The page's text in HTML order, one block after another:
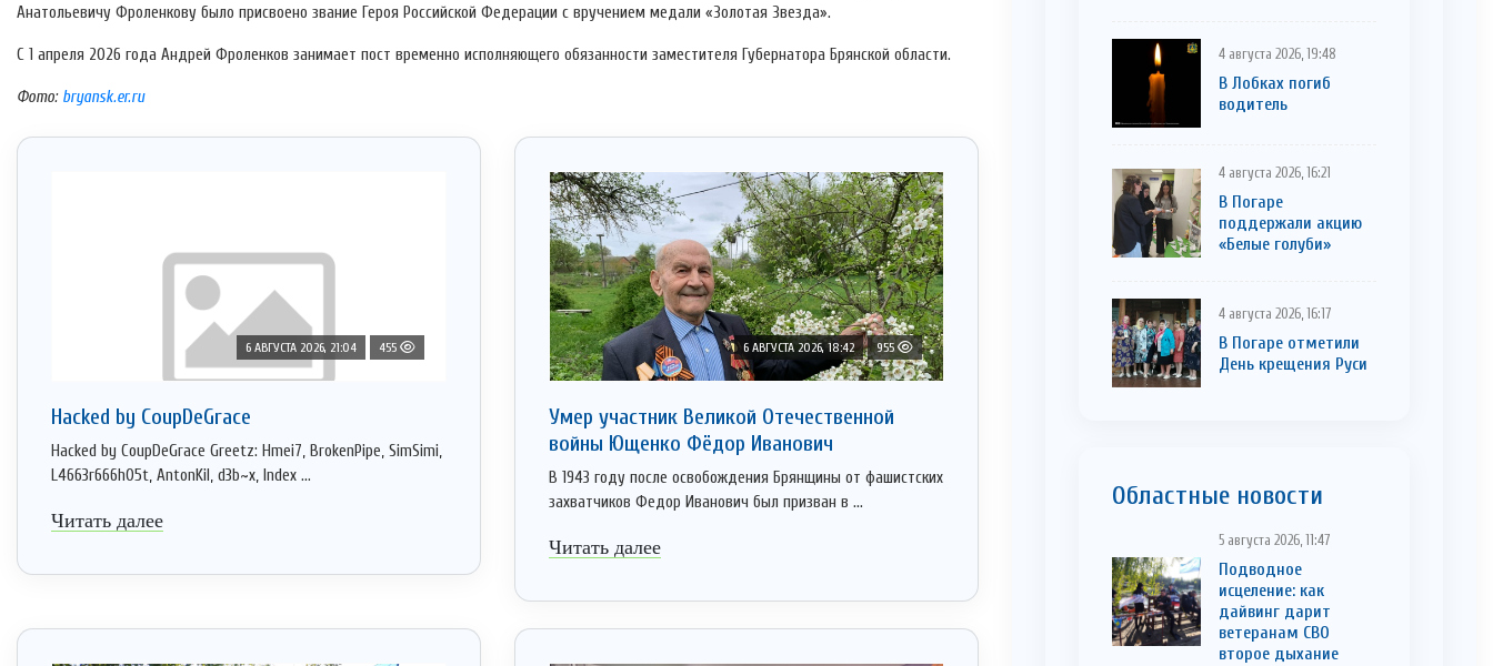
Анатольевичу Фроленкову было присвоено звание Героя Российской Федерации с вручением медали «Золотая Звезда».
С 1 апреля 2026 года Андрей Фроленков занимает пост временно исполняющего обязанности заместителя Губернатора Брянской области.
Фото:bryansk.er.ru
6 АВГУСТА 2026, 21:04 455
Hacked by CoupDeGrace
Hacked by CoupDeGrace Greetz: Hmei7, BrokenPipe, SimSimi,
L4663r666h05t, AntonKil, d3b~x, Index ...
Читать далее
6 АВГУСТА 2026, 18:42 955
Умер участник Великой Отечественной
войны Ющенко Фёдор Иванович
В 1943 году после освобождения Брянщины от фашистских
захватчиков Федор Иванович был призван в ...
Читать далее
4 августа 2026, 19:48
В Лобках погиб
водитель
4 августа 2026, 16:21
В Погаре
поддержали акцию
«Белые голуби»
4 августа 2026, 16:17
В Погаре отметили
День крещения Руси
Областные новости
5 августа 2026, 11:47
Подводное
исцеление: как
дайвинг дарит
ветеранам СВО
второе дыхание